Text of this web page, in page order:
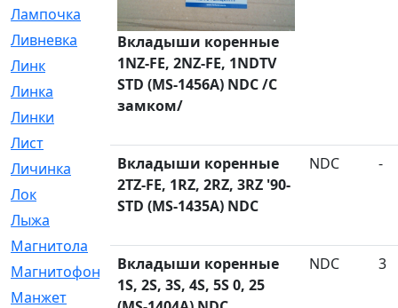
Лампочка
[209]
Ливневка
[66]
Линк
[3]
Линка
[64]
Линки
[913]
Лист
[144]
Личинка
[3]
Лок
[1]
Лыжа
Магнитола
[11]
Магнитофон
[1]
Манжет
[194]
Вкладыши коренные
1NZ-FE, 2NZ-FE, 1NDTV
STD (MS-1456A) NDC /С
замком/
Вкладыши коренные
2TZ-FE, 1RZ, 2RZ, 3RZ '90-
STD (MS-1435A) NDC
NDC -
Вкладыши коренные
1S, 2S, 3S, 4S, 5S 0, 25
NDC 3